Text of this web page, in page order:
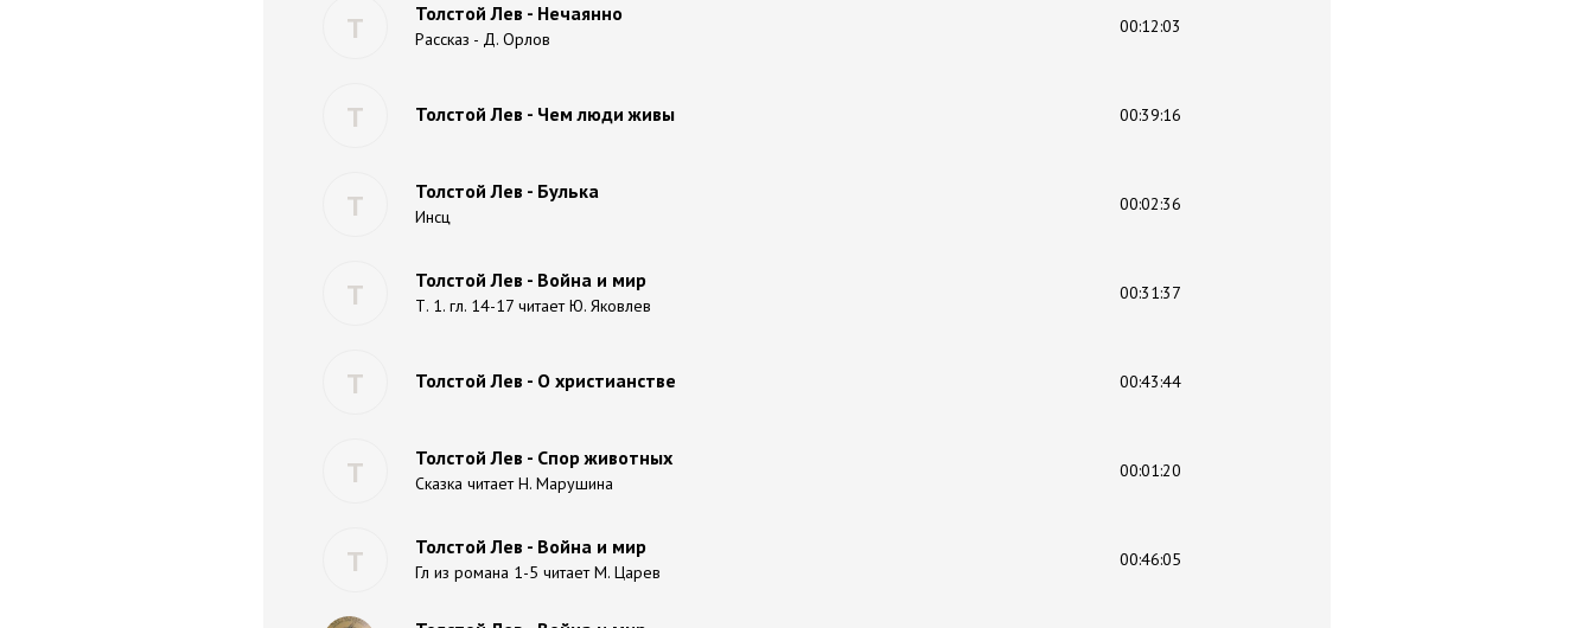
Т Толстой Лев - Нечаянно
Рассказ - Д. Орлов
00:12:03
Т Толстой Лев - Чем люди живы 00:39:16
Т Толстой Лев - Булька
Инсц
00:02:36
Т Толстой Лев - Война и мир
Т. 1. гл. 14-17 читает Ю. Яковлев
00:31:37
Т Толстой Лев - О христианстве 00:43:44
Т Толстой Лев - Спор животных
Сказка читает Н. Марушина
00:01:20
Т Толстой Лев - Война и мир
Гл из романа 1-5 читает М. Царев
00:46:05